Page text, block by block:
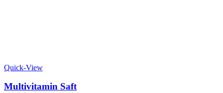
Quick-View
Multivitamin Saft